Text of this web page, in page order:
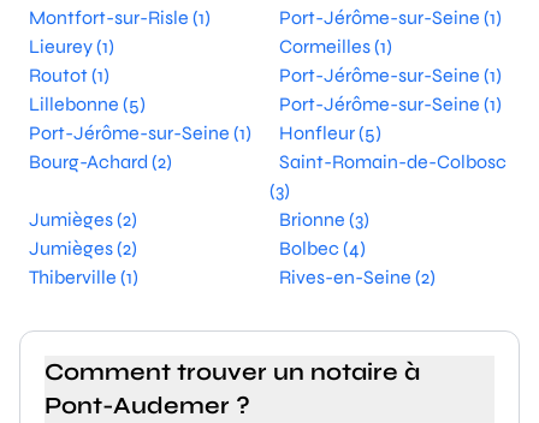
Montfort-sur-Risle (1)
Port-Jérôme-sur-Seine (1)
Lieurey (1)
Cormeilles (1)
Routot (1)
Port-Jérôme-sur-Seine (1)
Lillebonne (5)
Port-Jérôme-sur-Seine (1)
Port-Jérôme-sur-Seine (1)
Honfleur (5)
Bourg-Achard (2)
Saint-Romain-de-Colbosc
(3)
Jumièges (2)
Brionne (3)
Jumièges (2)
Bolbec (4)
Thiberville (1)
Rives-en-Seine (2)
Comment trouver un notaire à
Pont-Audemer ?